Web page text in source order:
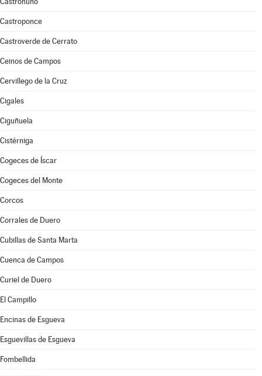
Castroponce
Castroverde de Cerrato
Ceinos de Campos
Cervillego de la Cruz
Cigales
Ciguñuela
Cistérniga
Cogeces de Íscar
Cogeces del Monte
Corcos
Corrales de Duero
Cubillas de Santa Marta
Cuenca de Campos
Curiel de Duero
El Campillo
Encinas de Esgueva
Esguevillas de Esgueva
Fombellida